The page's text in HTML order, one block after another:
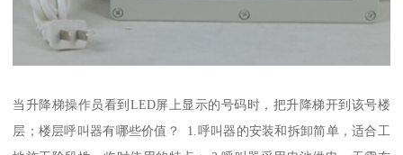
当升降梯操作员看到LED屏上显示的号码时，把升降梯开到该号楼
层；楼层呼叫器有哪些价值？ 1.呼叫器的安装和拆卸简单，适合工